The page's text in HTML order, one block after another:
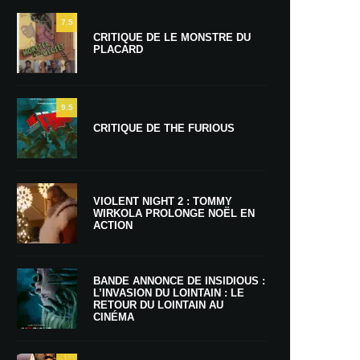
7.5
CRITIQUE DE LE MONSTRE DU
PLACARD
9.5
CRITIQUE DE THE FURIOUS
VIOLENT NIGHT 2 : TOMMY
WIRKOLA PROLONGE NOËL EN
ACTION
BANDE ANNONCE DE INSIDIOUS :
L’INVASION DU LOINTAIN : LE
RETOUR DU LOINTAIN AU
CINÉMA